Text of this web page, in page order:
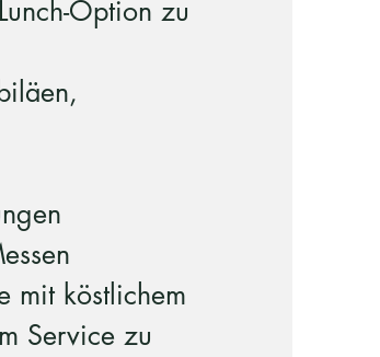
Option zu
mit köstlichem
Service zu